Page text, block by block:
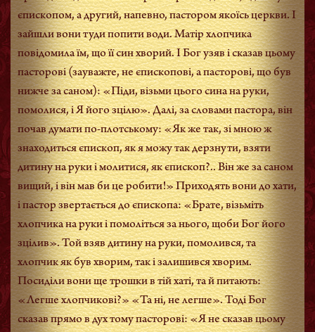
єпископом, а другий, напевно, пастором якоїсь церкви. І
зайшли вони туди попити води. Матір хлопчика
повідомила їм, що її син хворий. І Бог узяв і сказав цьому
пасторові (зауважте, не єпископові, а пасторові, що був
нижче за саном): «Піди, візьми цього сина на руки,
помолися, і Я його зцілю». Далі, за словами пастора, він
почав думати по-плотському: «Як же так, зі мною ж
знаходиться єпископ, як я можу так дерзнути, взяти
дитину на руки і молитися, як єпископ?.. Він же за саном
вищий, і він мав би це робити!» Приходять вони до хати,
і пастор звертається до єпископа: «Брате, візьміть
хлопчика на руки і помоліться за нього, щоби Бог його
зцілив». Той взяв дитину на руки, помолився, та
хлопчик як був хворим, так і залишився хворим.
Посиділи вони ще трошки в тій хаті, та й питають:
«Легше хлопчикові?» «Та ні, не легше». Тоді Бог
сказав прямо в дух тому пасторові: «Я не сказав цьому